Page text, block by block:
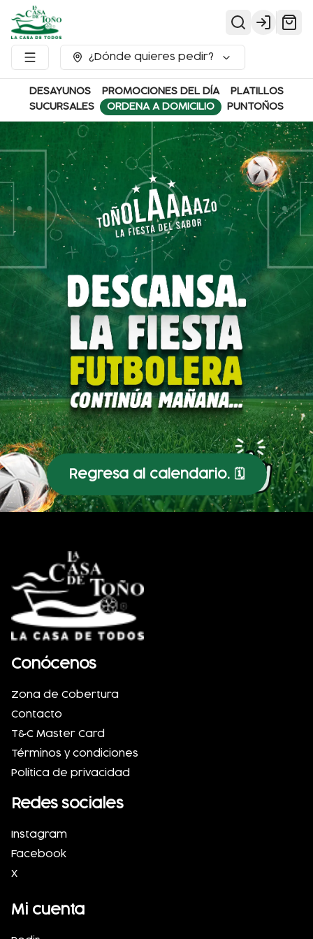
Login
¿Dónde quieres pedir?
DESAYUNOS PROMOCIONES DEL DÍA
PLATILLOS
SUCURSALES
ORDENA A DOMICILIO PUNTOÑOS
Regresa al calendario. 🗓️
Conócenos
Zona de Cobertura
Contacto
T&C Master Card
Términos y condiciones
Política de privacidad
Redes sociales
Instagram
Facebook
X
Mi cuenta